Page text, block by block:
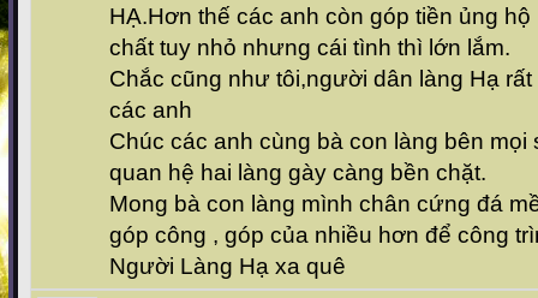
HẠ.Hơn thế các anh còn góp tiền ủng
chất tuy nhỏ nhưng cái tình thì lớn lắm.
Chắc cũng như tôi,người dân làng Hạ
các anh
Chúc các anh cùng bà con làng bên mọi
quan hệ hai làng gày càng bền chặt.
Mong bà con làng mình chân cứng đá
góp công , góp của nhiều hơn để công
Người Làng Hạ xa quê